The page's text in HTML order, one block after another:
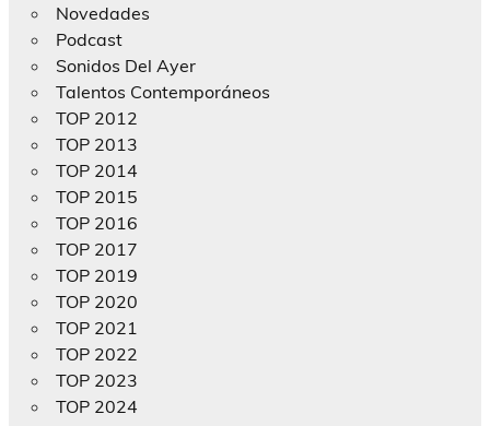
Novedades
Podcast
Sonidos Del Ayer
Talentos Contemporáneos
TOP 2012
TOP 2013
TOP 2014
TOP 2015
TOP 2016
TOP 2017
TOP 2019
TOP 2020
TOP 2021
TOP 2022
TOP 2023
TOP 2024